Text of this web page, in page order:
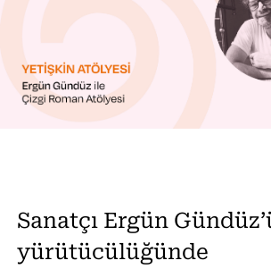
Sanatçı Ergün
yürütücülüğünde